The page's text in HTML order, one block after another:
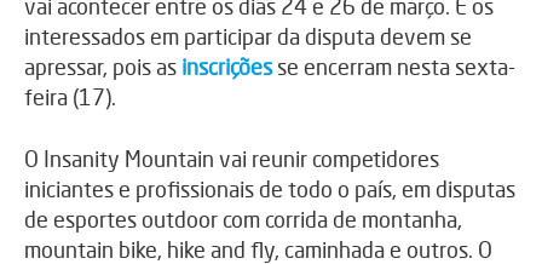
vai acontecer entre os dias 24 e 26 de março. E os
interessados em participar da disputa devem se
apressar, pois as inscriçõesse encerram nesta sexta-
feira (17).
O Insanity Mountain vai reunir competidores
iniciantes e profissionais de todo o país, em disputas
de esportes outdoor com corrida de montanha,
mountain bike, hike and fly, caminhada e outros. O